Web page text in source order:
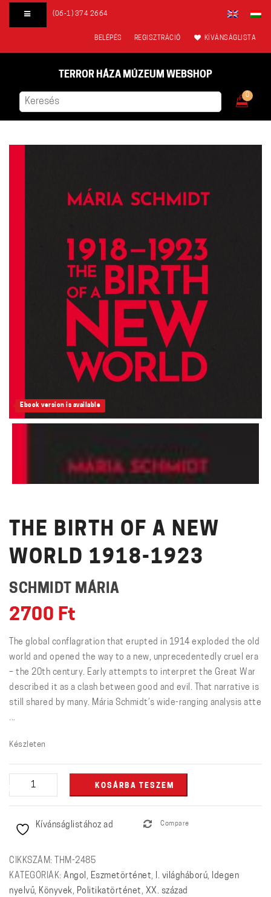
(06-1) 374 2664
BELÉPÉS REGISZTRÁCIÓ KÍVÁNSÁGLISTA
TERROR HÁZA MÚZEUM WEBSHOP
0
Ebook version is available
THE BIRTH OF A NEW
WORLD 1918-1923
SCHMIDT MÁRIA
2700 Ft
The global conflagration that erupted in 1914 exploded the old
world and opened the way to a new, unprecedentedly cruel era
– the 20th century. Early attempts to interpret the Great War
described it as a clash between good and evil. That narrative is
still shared by many. Mária Schmidt’s wide-ranging analysis atte
...
Készleten
Birth
World
1918-
1923
KOSÁRBA TESZEM
Kívánságlistához ad Compare
CIKKSZÁM: THM-2485
KATEGÓRIÁK: Angol , Eszmetörténet, I. világháború, Idegen
nyelvű, Könyvek, Politikatörténet , XX. század